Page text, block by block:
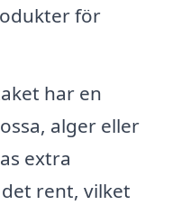
för
har en
alger eller
extra
rent, vilket